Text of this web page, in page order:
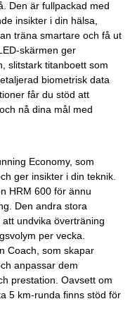
Den är fullpackad med
insikter i din hälsa,
träna smartare och få ut
skärmen ger
slitstark titanboett som
biometrisk data
får du stöd att
nå dina mål med
Economy, som
ger insikter i din teknik.
HRM 600 för ännu
Den andra stora
undvika överträning
per vecka.
Coach, som skapar
anpassar dem
prestation. Oavsett om
5 km-runda finns stöd för